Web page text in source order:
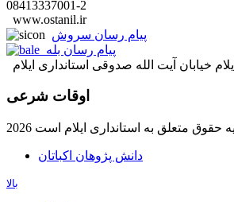
08413337001-2
www.ostanil.ir
پیام رسان سروش
پیام رسان بله
ایلام خیابان آیت الله صدوقی استانداری ایلام
اوقات شرعی
دانش پژوهان اکباتان
بالا